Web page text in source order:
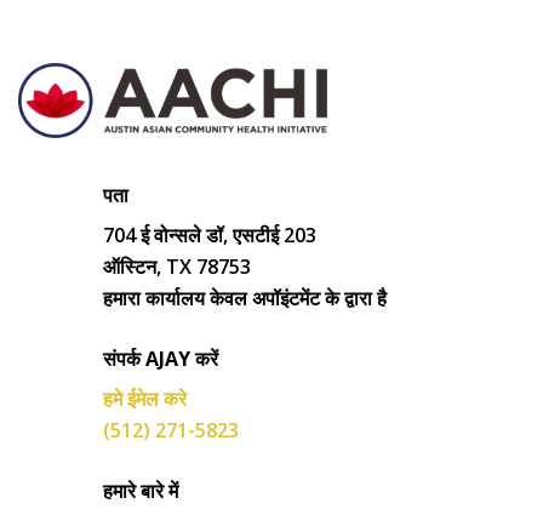
पता
704 ई वोन्सले डॉ, एसटीई 203
ऑस्टिन, TX 78753
हमारा कार्यालय केवल अपॉइंटमेंट के द्वारा है
संपर्क AJAY करें
हमे ईमेल करे
(512) 271-5823
हमारे बारे में